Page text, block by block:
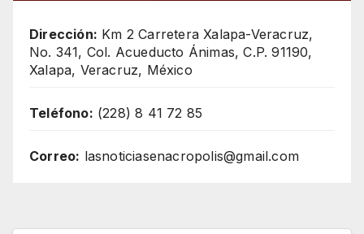
Dirección: Km 2 Carretera Xalapa-Veracruz,
No. 341, Col. Acueducto Ánimas, C.P. 91190,
Xalapa, Veracruz, México
Teléfono: (228) 8 41 72 85
Correo: lasnoticiasenacropolis@gmail.com